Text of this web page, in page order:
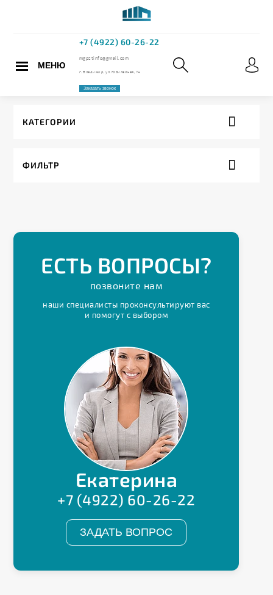
МЕНЮ
mgpstinfo@gmail.com
КАТЕГОРИИ
ФИЛЬТР
ЕСТЬ ВОПРОСЫ?
позвоните нам
наши специалисты проконсультируют вас
и помогут с выбором
Екатерина
+7 (4922) 60-26-22
ЗАДАТЬ ВОПРОС